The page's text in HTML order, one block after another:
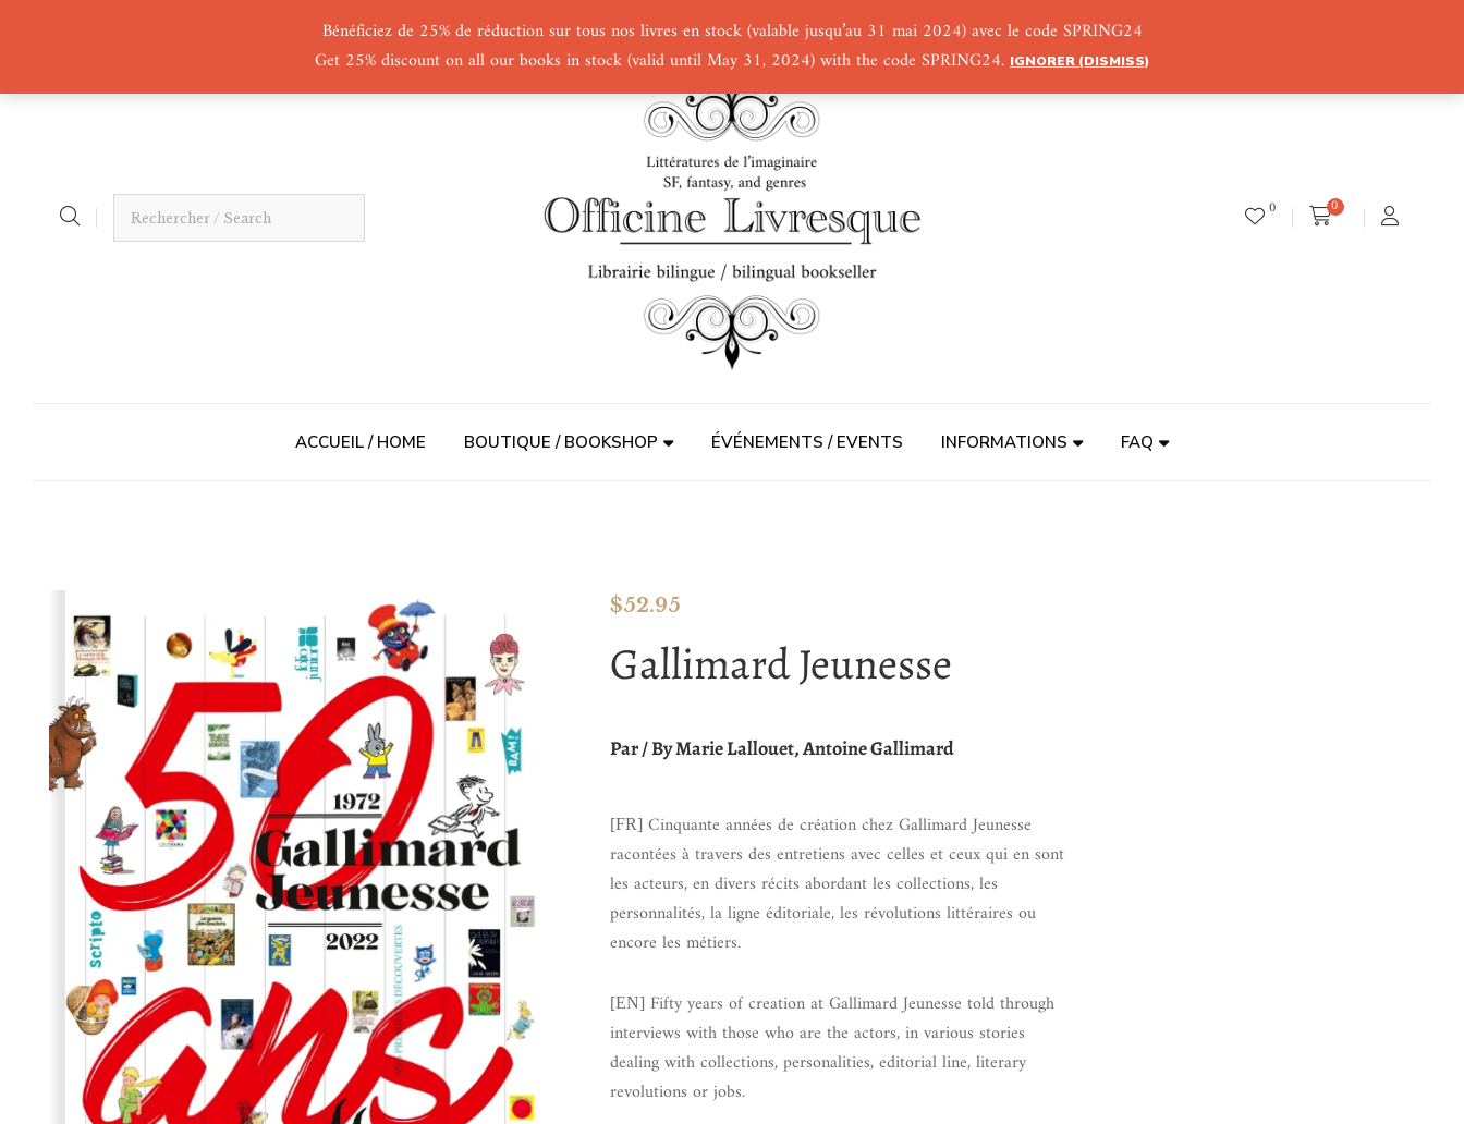
Bénéficiez de 25% de réduction sur tous nos livres en stock (valable jusqu’au 31 mai 2024) avec le code SPRING24
Get 25% discount on all our books in stock (valid until May 31, 2024) with the code SPRING24. IGNORER (DISMISS)
0 0
ACCUEIL / HOME BOUTIQUE / BOOKSHOP ÉVÉNEMENTS / EVENTS INFORMATIONS FAQ
$52.95
Gallimard Jeunesse
Par / By Marie Lallouet, Antoine Gallimard
[FR] Cinquante années de création chez Gallimard Jeunesse
racontées à travers des entretiens avec celles et ceux qui en sont
les acteurs, en divers récits abordant les collections, les
personnalités, la ligne éditoriale, les révolutions littéraires ou
encore les métiers.
[EN] Fifty years of creation at Gallimard Jeunesse told through
interviews with those who are the actors, in various stories
dealing with collections, personalities, editorial line, literary
revolutions or jobs.